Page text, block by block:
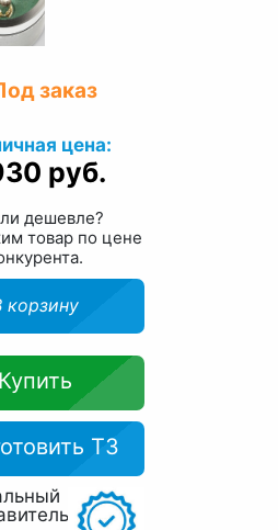
заказ
цена:
руб.
дешевле?
товар по цене
корзину
Купить
ТЗ